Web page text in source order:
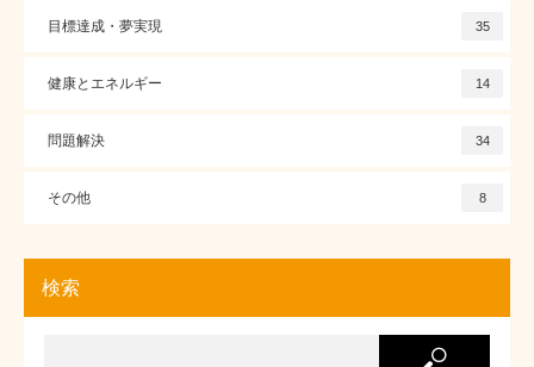
目標達成・夢実現 35
健康とエネルギー 14
問題解決 34
その他 8
検索